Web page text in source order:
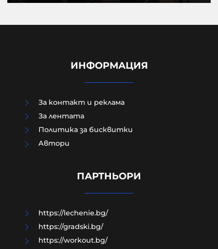
прости стъпки?
ИНФОРМАЦИЯ
За контакт и реклама
За лентата
Политика за бисквитки
Aвтори
ПАРТНЬОРИ
https://lechenie.bg/
https://gradski.bg/
https://workout.bg/